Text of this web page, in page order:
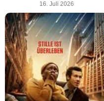
16. Juli 2026